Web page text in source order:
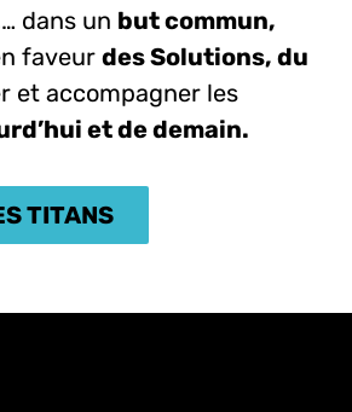
dans un but commun,
faveur des Solutions, du
et accompagner les
et de demain.
TITANS